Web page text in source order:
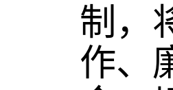
制，
作、